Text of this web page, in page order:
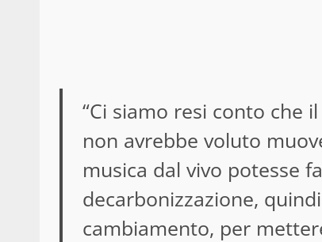
“Ci siamo resi conto che
non avrebbe voluto
musica dal vivo potesse
decarbonizzazione,
cambiamento, per